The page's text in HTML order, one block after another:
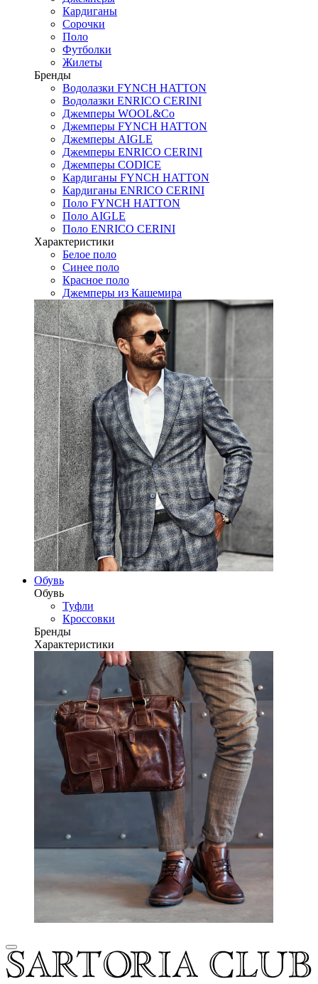
Кардиганы
Сорочки
Поло
Футболки
Жилеты
Бренды
Водолазки FYNCH HATTON
Водолазки ENRICO CERINI
Джемперы WOOL&Co
Джемперы FYNCH HATTON
Джемперы AIGLE
Джемперы ENRICO CERINI
Джемперы CODICE
Кардиганы FYNCH HATTON
Кардиганы ENRICO CERINI
Поло FYNCH HATTON
Поло AIGLE
Поло ENRICO CERINI
Характеристики
Белое поло
Синее поло
Красное поло
Джемперы из Кашемира
Обувь
Обувь
Туфли
Кроссовки
Бренды
Характеристики